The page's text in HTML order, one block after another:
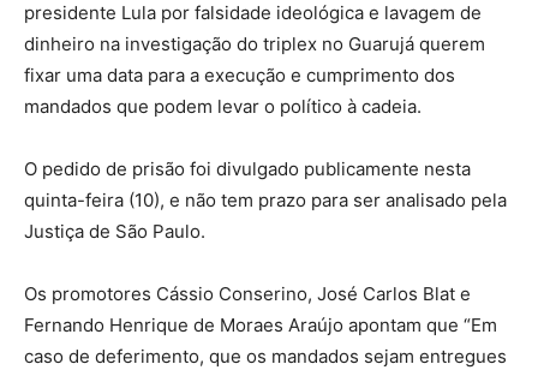
presidente Lula por falsidade ideológica e lavagem de
dinheiro na investigação do triplex no Guarujá querem
fixar uma data para a execução e cumprimento dos
mandados que podem levar o político à cadeia.
O pedido de prisão foi divulgado publicamente nesta
quinta-feira (10), e não tem prazo para ser analisado pela
Justiça de São Paulo.
Os promotores Cássio Conserino, José Carlos Blat e
Fernando Henrique de Moraes Araújo apontam que “Em
caso de deferimento, que os mandados sejam entregues